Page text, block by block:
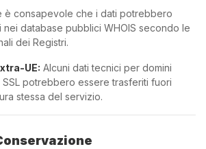
è consapevole che i dati potrebbero
database pubblici WHOIS secondo le
dei Registri.
UE: Alcuni dati tecnici per domini
potrebbero essere trasferiti fuori
stessa del servizio.